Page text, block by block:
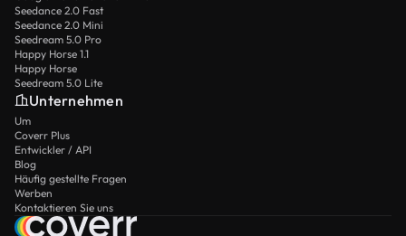
Seedance 2.0 Fast
Seedance 2.0 Mini
Seedream 5.0 Pro
Happy Horse 1.1
Happy Horse
Seedream 5.0 Lite
Unternehmen
Um
Coverr Plus
Entwickler / API
Blog
Häufig gestellte Fragen
Werben
Kontaktieren Sie uns